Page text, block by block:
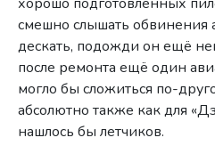
смешно слышать обвинения
дескать, подожди он ещё
после ремонта ещё один
могло бы сложиться по-
абсолютно также как для
нашлось бы летчиков.